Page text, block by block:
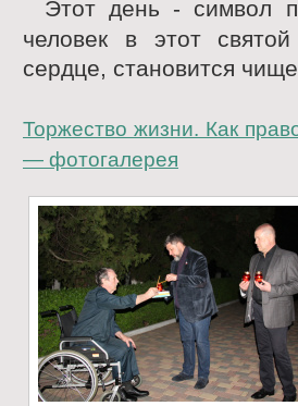
Этот день - символ
человек в этот
сердце, становится
Торжество жизни. Как
— фотогалерея